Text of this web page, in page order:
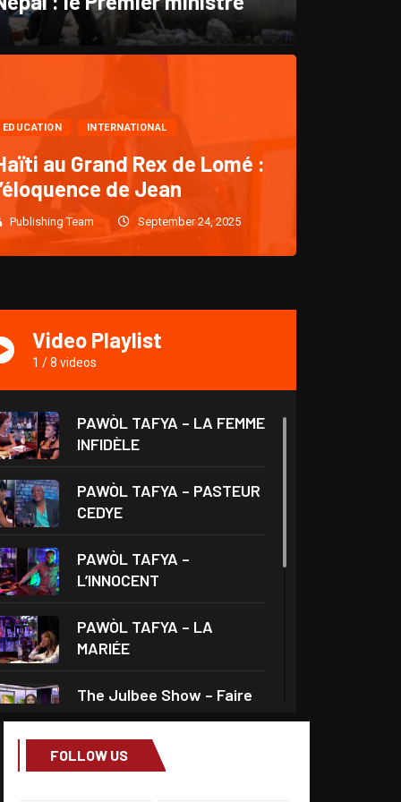
CULTURE
“KLASS : Un retour
après cinq (5)
Publishing Team
EDUCATION INTERNATIONAL
au Grand Rex de Lomé :
de Jean
Publishing Team September 24, 2025
Video Playlist
1 /8 videos
PAWÒL TAFYA – LA FEMME
INFIDÈLE
PAWÒL TAFYA – PASTEUR
CEDYE
PAWÒL TAFYA –
L’INNOCENT
PAWÒL TAFYA – LA
MARIÉE
The Julbee Show – Faire
Droits et Société – Invité
FOLLOW US